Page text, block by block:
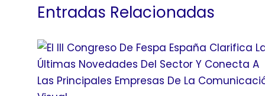
Entradas Relacionadas